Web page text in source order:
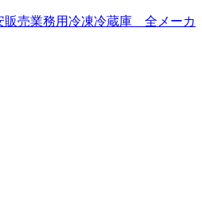
売業務用冷凍冷蔵庫 全メーカ